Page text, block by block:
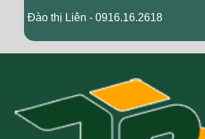
Đào thị Liên - 0916.16.2618